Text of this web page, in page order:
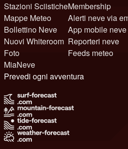
Stazioni Sciistiche
Mappe Meteo
Bollettino Neve
Nuovi Whiteroom
Foto
MiaNeve
Membership
Alerti neve via
App mobile neve
Reporteri neve
Feeds meteo
Prevedi ogni avventura